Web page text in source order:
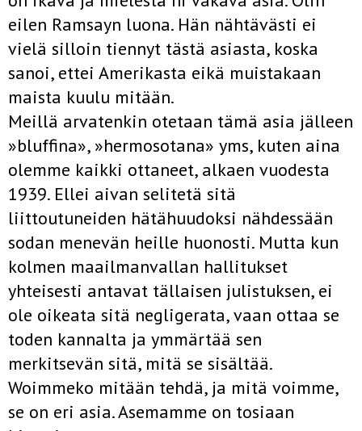
eilen Ramsayn luona. Hän nähtävästi ei
vielä silloin tiennyt tästä asiasta, koska
sanoi, ettei Amerikasta eikä muistakaan
maista kuulu mitään.
Meillä arvatenkin otetaan tämä asia jälleen
»bluffina», »hermosotana» yms, kuten aina
olemme kaikki ottaneet, alkaen vuodesta
1939. Ellei aivan selitetä sitä
liittoutuneiden hätähuudoksi nähdessään
sodan menevän heille huonosti. Mutta kun
kolmen maailmanvallan hallitukset
yhteisesti antavat tällaisen julistuksen, ei
ole oikeata sitä negligerata, vaan ottaa se
toden kannalta ja ymmärtää sen
merkitsevän sitä, mitä se sisältää.
Woimmeko mitään tehdä, ja mitä voimme,
se on eri asia. Asemamme on tosiaan